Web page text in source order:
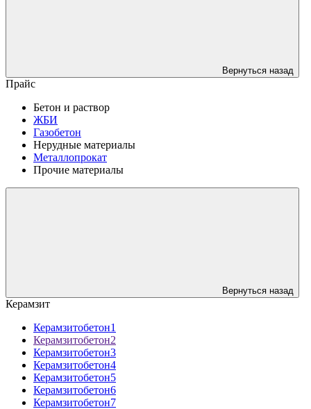
Вернуться назад
Прайс
Бетон и раствор
ЖБИ
Газобетон
Нерудные материалы
Металлопрокат
Прочие материалы
Вернуться назад
Керамзит
Керамзитобетон1
Керамзитобетон2
Керамзитобетон3
Керамзитобетон4
Керамзитобетон5
Керамзитобетон6
Керамзитобетон7